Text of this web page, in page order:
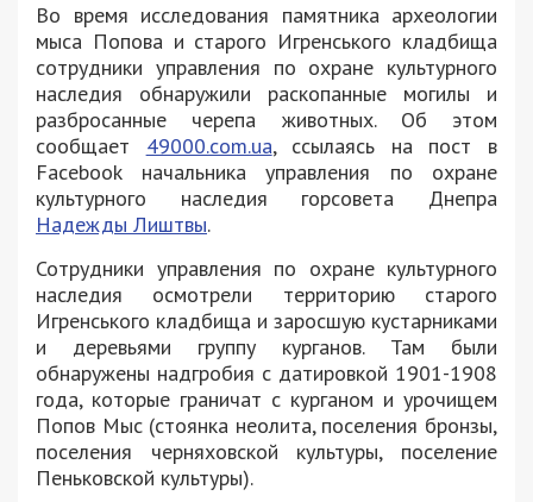
Во время исследования памятника археологии
мыса Попова и старого Игренського кладбища
сотрудники управления по охране культурного
наследия обнаружили раскопанные могилы и
разбросанные черепа животных. Об этом
сообщает 49000.com.ua, ссылаясь на пост в
Facebook начальника управления по охране
культурного наследия горсовета Днепра
Надежды Лиштвы.
Сотрудники управления по охране культурного
наследия осмотрели территорию старого
Игренського кладбища и заросшую кустарниками
и деревьями группу курганов. Там были
обнаружены надгробия с датировкой 1901-1908
года, которые граничат с курганом и урочищем
Попов Мыс (стоянка неолита, поселения бронзы,
поселения черняховской культуры, поселение
Пеньковской культуры).